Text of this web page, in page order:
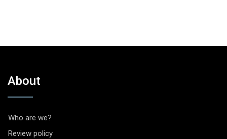
About
Who are we?
Review policy